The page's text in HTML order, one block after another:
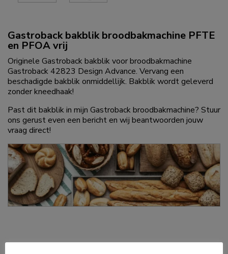
Gastroback bakblik broodbakmachine PFTE
en PFOA vrij
Originele Gastroback bakblik voor broodbakmachine
Gastroback 42823 Design Advance. Vervang een
beschadigde bakblik onmiddellijk. Bakblik wordt geleverd
zonder kneedhaak!
Past dit bakblik in mijn Gastroback broodbakmachine? Stuur
ons gerust even een bericht en wij beantwoorden jouw
vraag direct!